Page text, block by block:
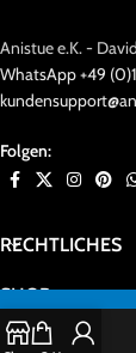
Anistue e.K. -
WhatsApp +49
Folgen:
RECHTLICHES
SHOP